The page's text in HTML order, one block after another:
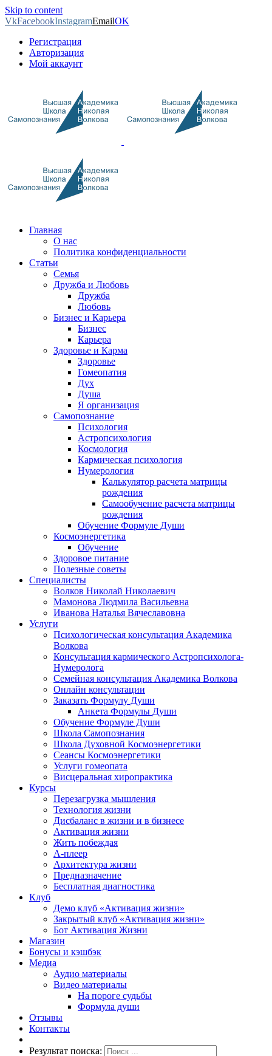
Skip to content
VkFacebookInstagramEmailOK
Регистрация
Авторизация
Мой аккаунт
Главная
О нас
Политика конфиденциальности
Статьи
Семья
Дружба и Любовь
Дружба
Любовь
Бизнес и Карьера
Бизнес
Карьера
Здоровье и Карма
Здоровье
Гомеопатия
Дух
Душа
Я организация
Самопознание
Психология
Астропсихология
Космология
Кармическая психология
Нумерология
Калькулятор расчета матрицы
рождения
Самообучение расчета матрицы
рождения
Обучение Формуле Души
Космоэнергетика
Обучение
Здоровое питание
Полезные советы
Специалисты
Волков Николай Николаевич
Мамонова Людмила Васильевна
Иванова Наталья Вячеславовна
Услуги
Психологическая консультация Академика
Волкова
Консультация кармического Астропсихолога-
Нумеролога
Семейная консультация Академика Волкова
Онлайн консультации
Заказать Формулу Души
Анкета Формулы Души
Обучение Формуле Души
Школа Самопознания
Школа Духовной Космоэнергетики
Сеансы Космоэнергетики
Услуги гомеопата
Висцеральная хиропрактика
Курсы
Перезагрузка мышления
Технология жизни
Дисбаланс в жизни и в бизнесе
Активация жизни
Жить побеждая
А-плеер
Архитектура жизни
Предназначение
Бесплатная диагностика
Клуб
Демо клуб «Активация жизни»
Закрытый клуб «Активация жизни»
Бот Активация Жизни
Магазин
Бонусы и кэшбэк
Медиа
Аудио материалы
Видео материалы
На пороге судьбы
Формула души
Отзывы
Контакты
Результат поиска: